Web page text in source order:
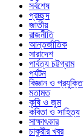
সর্বশেষ
প্রচ্ছদ
জাতীয়
রাজনীতি
আন্তর্জাতিক
সারাদেশ
পার্বত্য চট্টগ্রাম
পর্যটন
বিজ্ঞান ও প্রযুক্তি
মতামত
কৃষি ও জুম
কবিতা ও সাহিত্য
সাক্ষাৎকার
চাকুরীর খবর